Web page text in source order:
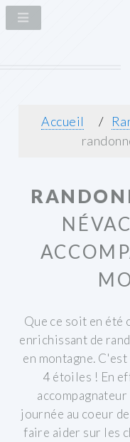
Accueil
Que ce soit en été
enrichissant de
en montagne.
4 étoiles ! En
journée au coeur
faire aider sur les